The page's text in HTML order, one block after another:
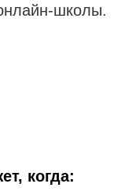
школы.
когда: